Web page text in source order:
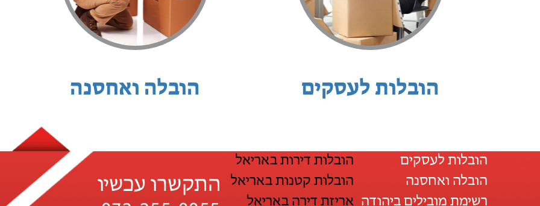
הובלה ואחסנה הובלות לעסקים
הובלות לעסקים
הובלה ואחסנה
רשימת מובילים ביהודה
הובלות דירות באריאל
הובלות קטנות באריאל
אריזת דירה באריאל
התקשרו עכשיו